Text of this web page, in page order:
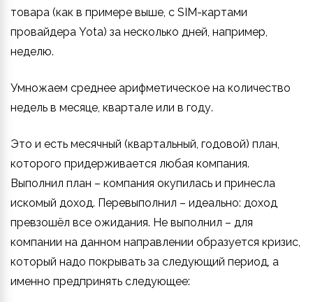
товара (как в примере выше, с SIM-картами
провайдера Yota) за несколько дней, например,
неделю.
Умножаем среднее арифметическое на количество
недель в месяце, квартале или в году.
Это и есть месячный (квартальный, годовой) план,
которого придерживается любая компания.
Выполнил план – компания окупилась и принесла
искомый доход. Перевыполнил – идеально: доход
превзошёл все ожидания. Не выполнил – для
компании на данном направлении образуется кризис,
который надо покрывать за следующий период, а
именно предпринять следующее: